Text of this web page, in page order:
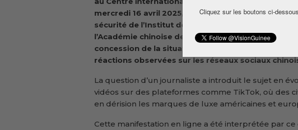
mercredi 16 avril 2025, Wang Hongyi, chercheur au
sécurité de l’Institut des études de l’Asie sud-ouest
l’Académie chinoise des sciences sociales, a livré
concession de la situation, en réponse à une
réactions observées sur les réseaux sociaux
La question d’un journaliste a introduit le sujet en
vidéos sur des plateformes comme TikTok, où des
en dérision les marques de luxe américaines et
Cette manifestation en ligne a été interprétée par
Cliquez sur les boutons ci-